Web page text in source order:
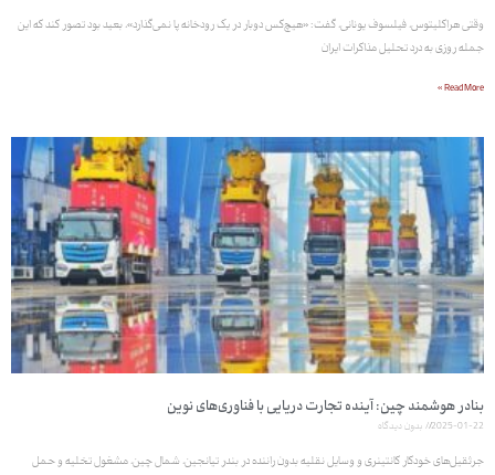
وقتی هراکلیتوس، فیلسوف یونانی، گفت: «هیچ‌کس دوبار در یک رودخانه پا نمی‌گذارد»، بعید بود تصور کند که این
جمله روزی به درد تحلیل مذاکرات ایران
Read More »
بنادر هوشمند چین: آینده تجارت دریایی با فناوری‌های نوین
2025-01-22 بدون دیدگاه
جرثقیل‌های خودکار کانتینری و وسایل نقلیه بدون راننده در بندر تیانجین، شمال چین، مشغول تخلیه و حمل